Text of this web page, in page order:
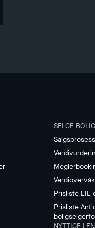
SELGE BOLIG
Prisliste EIE
Prisliste